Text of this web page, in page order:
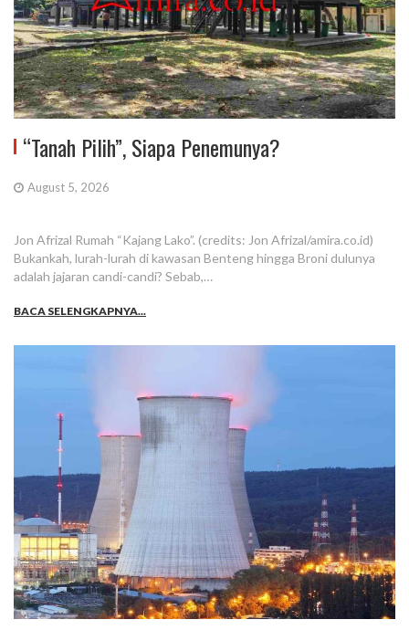
“Tanah Pilih”, Siapa Penemunya?
August 5, 2026
Jon Afrizal Rumah “Kajang Lako”. (credits: Jon Afrizal/amira.co.id)
Bukankah, lurah-lurah di kawasan Benteng hingga Broni dulunya
adalah jajaran candi-candi? Sebab,…
BACA SELENGKAPNYA...